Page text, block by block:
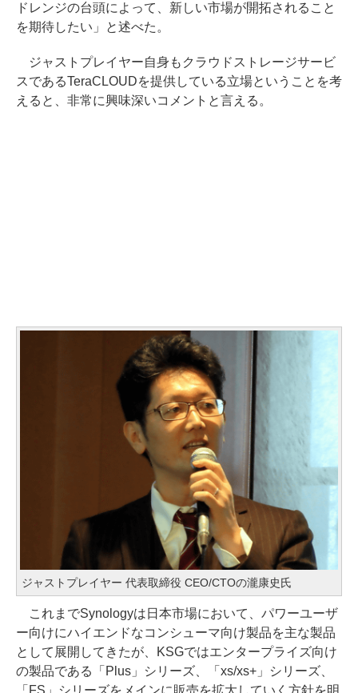
ドレンジの台頭によって、新しい市場が開拓されること
を期待したい」と述べた。
ジャストプレイヤー自身もクラウドストレージサービ
スであるTeraCLOUDを提供している立場ということを考
えると、非常に興味深いコメントと言える。
ジャストプレイヤー 代表取締役 CEO/CTOの瀧康史氏
これまでSynologyは日本市場において、パワーユーザ
ー向けにハイエンドなコンシューマ向け製品を主な製品
として展開してきたが、KSGではエンタープライズ向け
の製品である「Plus」シリーズ、「xs/xs+」シリーズ、
「FS」シリーズをメインに販売を拡大していく方針を明